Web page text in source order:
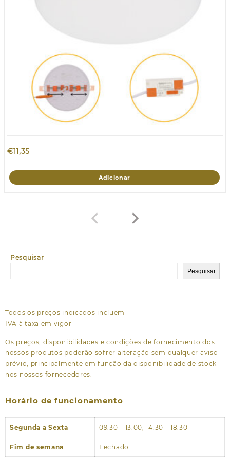
Pesquisar
Pesquisar
€11,35
Adicionar
Todos os preços indicados incluem
IVA à taxa em vigor
Os preços, disponibilidades e condições de fornecimento dos
nossos produtos poderão sofrer alteração sem qualquer aviso
prévio, principalmente em função da disponibilidade de stock
nos nossos fornecedores.
Horário de funcionamento
Segunda a Sexta 09:30 – 13:00, 14:30 – 18:30
Fim de semana Fechado